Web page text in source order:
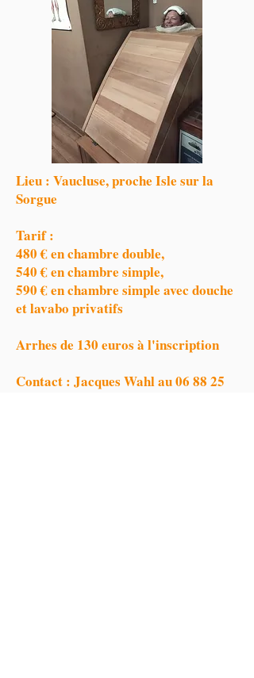
Lieu : Vaucluse, proche Isle sur la
Sorgue
Tarif :
480 € en chambre double,
540 € en chambre simple,
590 € en chambre simple avec douche
et lavabo privatifs
Arrhes de 130 euros à l'inscription
Contact : Jacques Wahl au06 88 25